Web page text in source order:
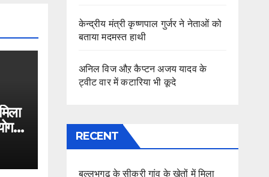
केन्द्रीय मंत्री कृष्णपाल गुर्जर ने नेताओं को
बताया मदमस्त हाथी
अनिल विज औऱ कैप्टन अजय यादव के
ट्वीट वार में कटारिया भी कूदे
RECENT
बल्लभगढ़ के सीकरी गांव के खेतों में मिला